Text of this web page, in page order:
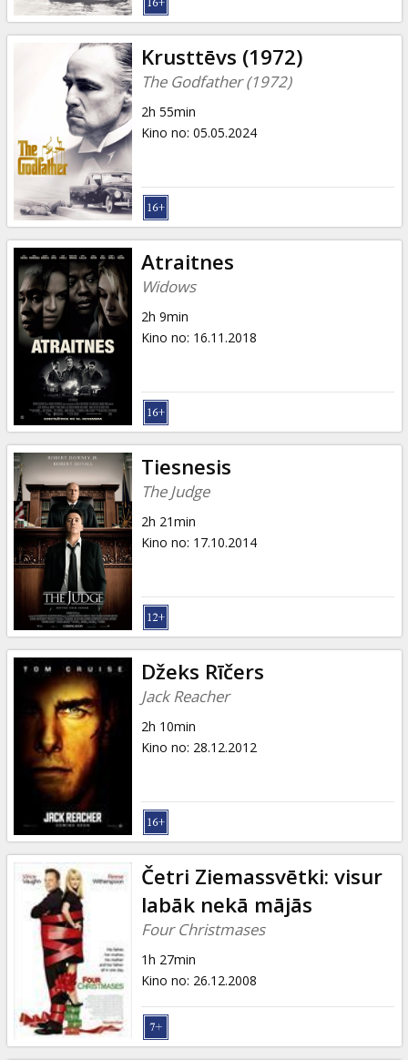
Kino
Klubs
Krusttēvs (1972)
The Godfather (1972)
2h 55min
Kino no: 05.05.2024
Atraitnes
Widows
2h 9min
Kino no: 16.11.2018
Tiesnesis
The Judge
2h 21min
Kino no: 17.10.2014
Džeks Rīčers
Jack Reacher
2h 10min
Kino no: 28.12.2012
Četri Ziemassvētki: visur
labāk nekā mājās
Four Christmases
1h 27min
Kino no: 26.12.2008